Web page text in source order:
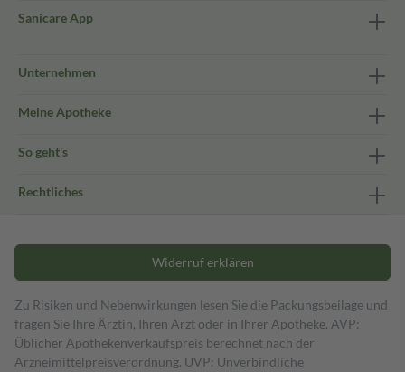
Sanicare App
Unternehmen
Meine Apotheke
So geht's
Rechtliches
Widerruf erklären
Zu Risiken und Nebenwirkungen lesen Sie die Packungsbeilage und
fragen Sie Ihre Ärztin, Ihren Arzt oder in Ihrer Apotheke. AVP:
Üblicher Apothekenverkaufspreis berechnet nach der
Arzneimittelpreisverordnung. UVP: Unverbindliche